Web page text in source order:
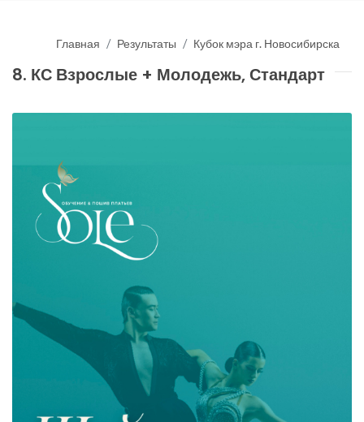
Главная Результаты Кубок мэра г. Новосибирска
8. КС Взрослые + Молодежь, Стандарт